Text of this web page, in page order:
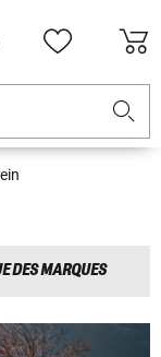
DES MARQUES